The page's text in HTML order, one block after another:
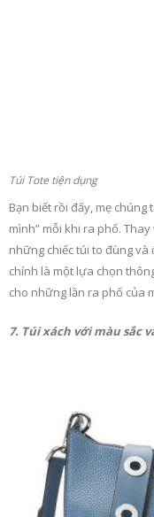
Túi Tote tiện dụng
Bạn biết rồi đấy, mẹ chúng
mình” mỗi khi ra phố.
những chiếc túi to đùng và
chính là một lựa chọn
cho những lần ra phố của
7. Túi xách với màu sắc